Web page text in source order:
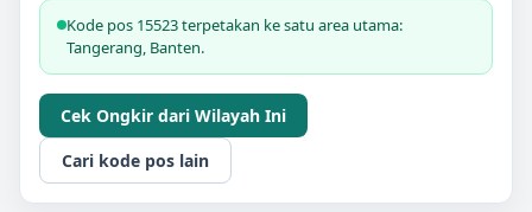
Kode pos 15523 terpetakan ke satu area utama:
Tangerang, Banten.
Cek Ongkir dari Wilayah Ini
Cari kode pos lain